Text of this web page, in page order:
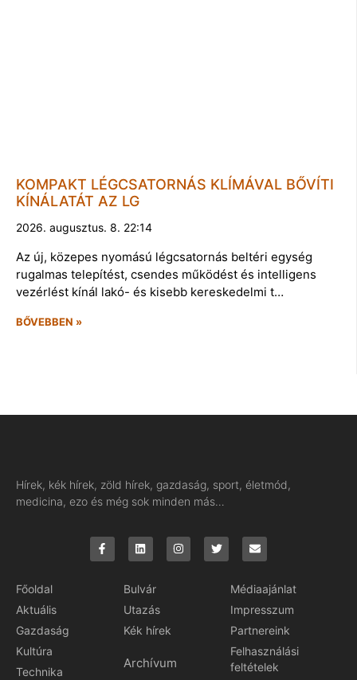
KOMPAKT LÉGCSATORNÁS KLÍMÁVAL BŐVÍTI
KÍNÁLATÁT AZ LG
2026. augusztus. 8. 22:14
Az új, közepes nyomású légcsatornás beltéri egység
rugalmas telepítést, csendes működést és intelligens
vezérlést kínál lakó- és kisebb kereskedelmi t…
BŐVEBBEN »
Hírek, kék hírek, zöld hírek, gazdaság, sport, életmód,
medicina, ezo és még sok minden más…
Főoldal
Aktuális
Gazdaság
Kultúra
Technika
Bulvár
Utazás
Kék hírek
Archívum
Médiaajánlat
Impresszum
Partnereink
Felhasználási
feltételek